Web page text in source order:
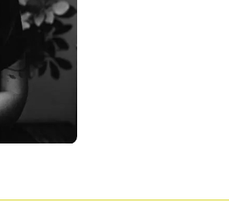
Pour enregistrer
connectez-vous ou